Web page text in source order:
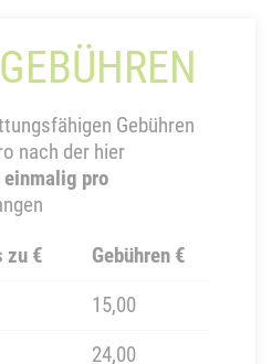
Gebühren
nach der hier
einmalig pro
zu €
Gebühren €
15,00
24,00